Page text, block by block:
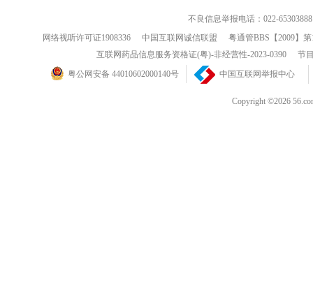
不良信息举报电话：022-65303888
网络视听许可证1908336
中国互联网诚信联盟
粤通管BBS【2009】
互联网药品信息服务资格证(粤)-非经营性-2023-0390
节
粤公网安备 44010602000140号
中国互联网举报中心
Copyright ©2026